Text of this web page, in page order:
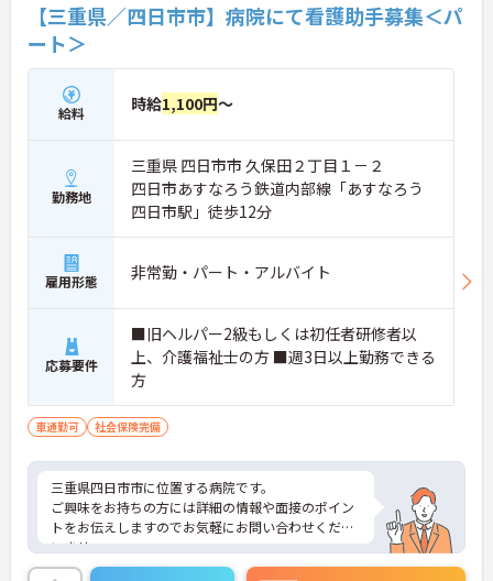
【三重県／四日市市】病院にて看護助手募集＜パ
ート＞
給料 時給1,100円～
勤務地
三重県 四日市市 久保田２丁目１－２
四日市あすなろう鉄道内部線「あすなろう
四日市駅」徒歩12分
雇用形態 非常勤・パート・アルバイト
応募要件
■旧ヘルパー2級もしくは初任者研修者以
上、介護福祉士の方 ■週3日以上勤務できる
方
車通勤可 社会保険完備
三重県四日市市に位置する病院です。
ご興味をお持ちの方には詳細の情報や面接のポイン
トをお伝えしますのでお気軽にお問い合わせくださ
いませ。